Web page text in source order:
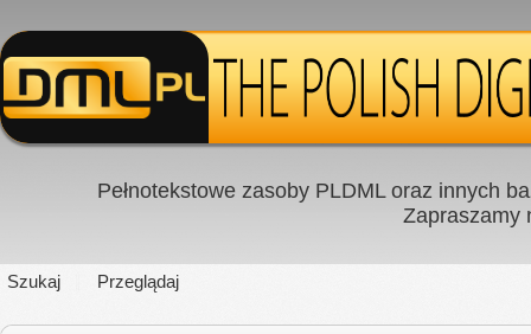
Pełnotekstowe zasoby PLDML oraz innych
Zapraszamy
Szukaj Przeglądaj